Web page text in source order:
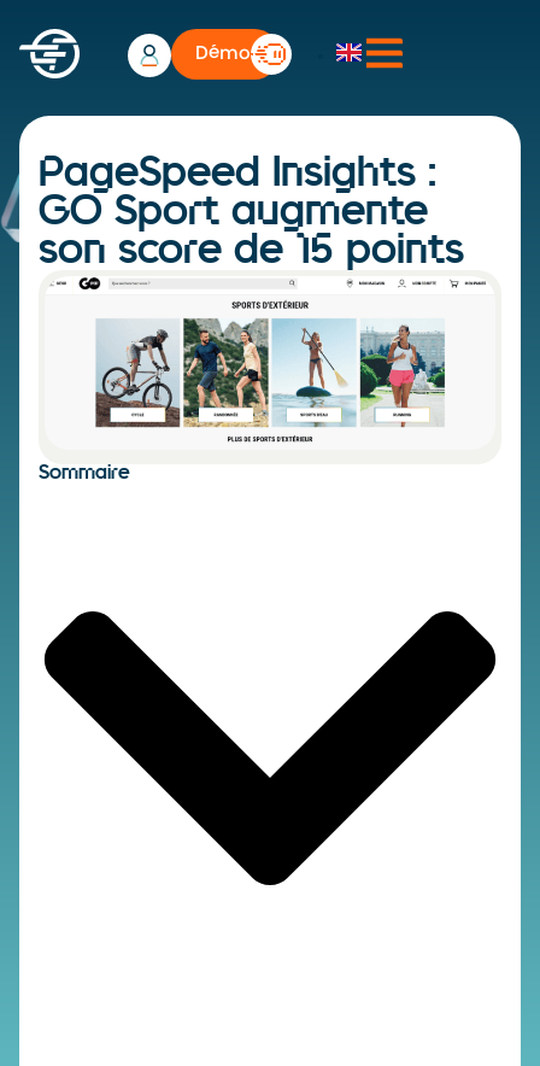
Démo
PageSpeed Insights :
GO Sport augmente
son score de 15 points
Sommaire